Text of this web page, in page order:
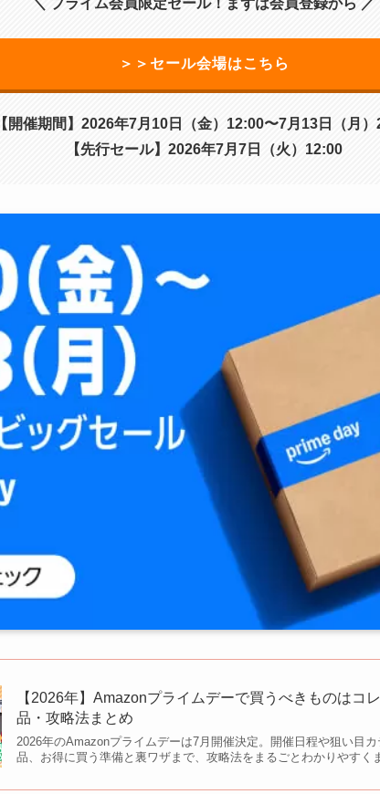
＞＞セール会場はこちら
【開催期間】2026年7月10日（金）12:00〜7月13日（月
【先行セール】2026年7月7日（火）12:00
【2026年】Amazonプライムデーで買うべきものはコ
品・攻略法まとめ
2026年のAmazonプライムデーは7月開催決定。開催日程や狙い目
品、お得に買う準備と裏ワザまで、攻略法をまるごとわかりやすく